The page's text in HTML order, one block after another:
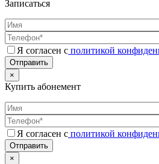
Записаться
Я согласен с политикой
Отправить
×
Купить абонемент
Я согласен с политикой
Отправить
×